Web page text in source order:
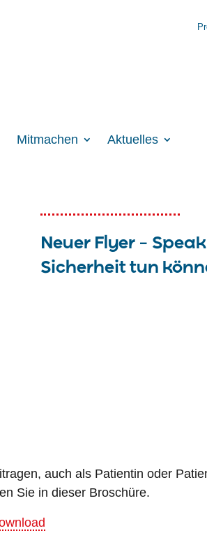
Mitmachen Aktuelles
Neuer Flyer –
Sicherheit tun
auch als Patientin oder
Sie in dieser Broschüre.